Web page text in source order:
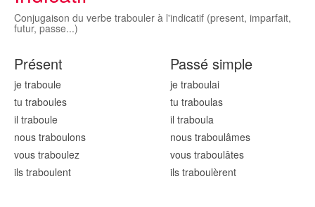
Conjugaison du verbe trabouler à l'indicatif (present, imparfait,
futur, passe...)
Présent
je traboule
tu traboules
il traboule
nous traboulons
vous traboulez
ils traboulent
Passé simple
je traboulai
tu traboulas
il traboula
nous traboulâmes
vous traboulâtes
ils traboulèrent